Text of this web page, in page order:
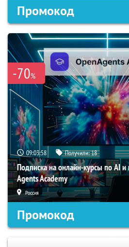
Промокод
-70%
09:03:57 Получили:18
Подписка на онлайн-курсы по AI и
Agents Academy
Россия
Промокод